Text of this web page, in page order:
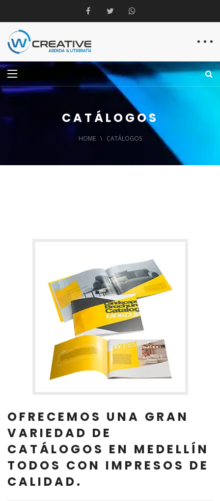
CATÁLOGOS
HOME \ CATÁLOGOS
OFRECEMOS UNA GRAN
VARIEDAD DE
CATÁLOGOS EN MEDELLÍN
TODOS CON IMPRESOS DE
CALIDAD.